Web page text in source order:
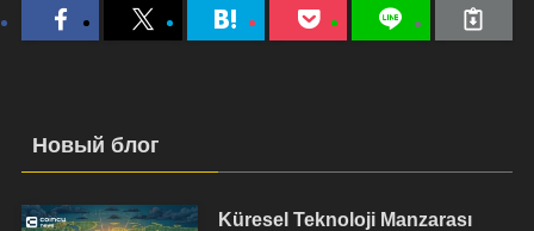
Новый блог
Küresel Teknoloji Manzarası